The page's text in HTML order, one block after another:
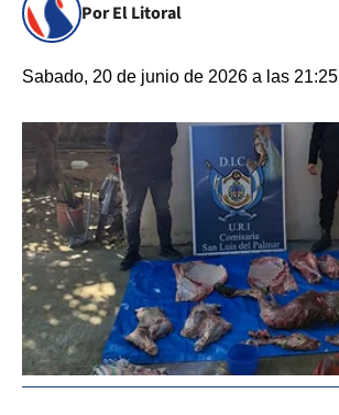
Por El Litoral
Sabado, 20 de junio de 2026 a las 21:25